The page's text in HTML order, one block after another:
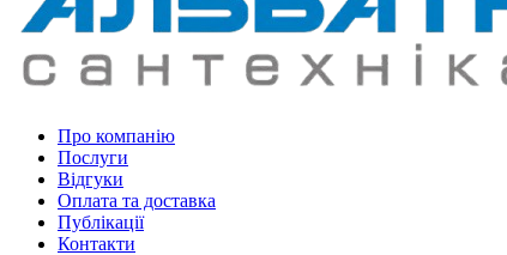
Про компанію
Послуги
Відгуки
Оплата та доставка
Публікації
Контакти